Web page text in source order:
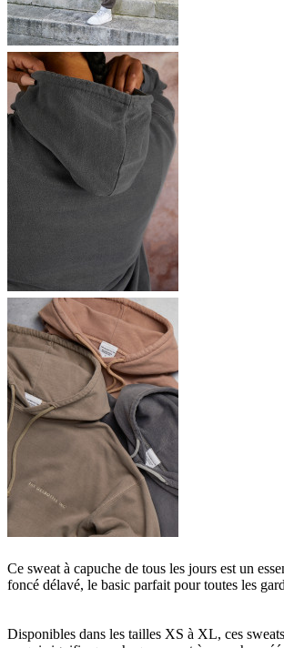
Ce sweat à capuche de tous les jours est un
foncé délavé, le basic parfait pour toutes les
Disponibles dans les tailles XS à XL, ces